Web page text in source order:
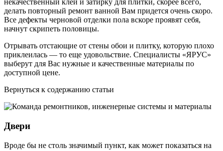
некачественный клей и затирку для плитки, скорее всего,
делать повторный ремонт ванной Вам придется очень скоро.
Все дефекты черновой отделки пола вскоре проявят себя,
начнут скрипеть половицы.
Отрывать отстающие от стены обои и плитку, которую плохо
приклеилась — то еще удовольствие. Специалисты «ЯРУС»
выберут для Вас нужные и качественные материалы по
доступной цене.
Вернуться к содержанию статьи
Двери
Вроде бы не столь значимый пункт, как может показаться на